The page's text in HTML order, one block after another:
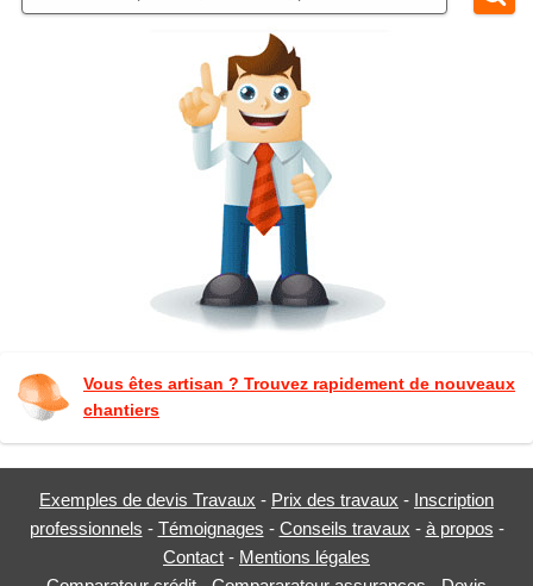
Vous êtes artisan ? Trouvez rapidement de nouveaux
chantiers
Exemples de devis Travaux - Prix des travaux - Inscription
professionnels - Témoignages - Conseils travaux - à propos -
Contact - Mentions légales